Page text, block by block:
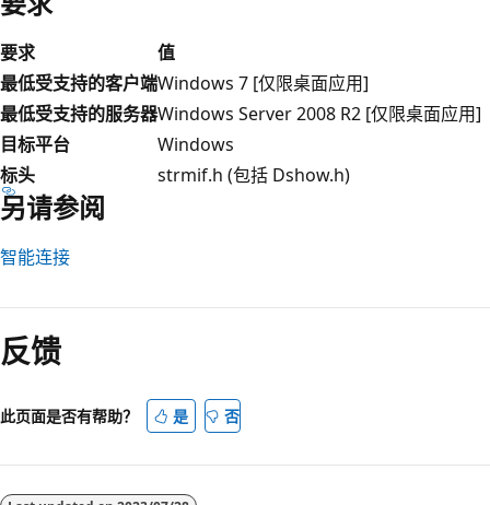
要求
值
最低受支持的客户端Windows 7 [仅限桌面应用]
最低受支持的服务器Windows Server 2008 R2 [仅限桌面应用]
目标平台
Windows
标头
strmif.h (包括 Dshow.h)
另请参阅
智能连接
读
模
已
用
反馈
此页面是否有帮助？ 是 否